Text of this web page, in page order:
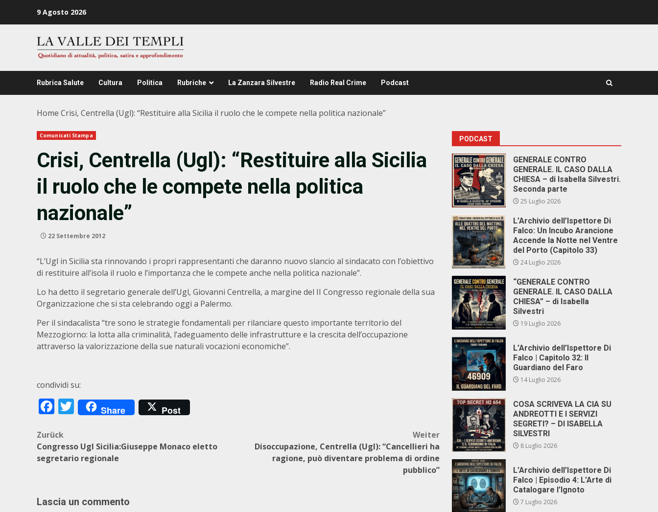
9 Agosto 2026
Rubrica Salute Cultura Politica Rubriche La Zanzara Silvestre Radio Real Crime Podcast
Home Crisi, Centrella (Ugl): “Restituire alla Sicilia il ruolo che le compete nella politica nazionale”
Comunicati Stampa
Crisi, Centrella (Ugl): “Restituire alla Sicilia
il ruolo che le compete nella politica
nazionale”
22 Settembre 2012
“L’Ugl in Sicilia sta rinnovando i propri rappresentanti che daranno nuovo slancio al sindacato con l’obiettivo
di restituire all’isola il ruolo e l’importanza che le compete anche nella politica nazionale”.
Lo ha detto il segretario generale dell’Ugl, Giovanni Centrella, a margine del II Congresso regionale della sua
Organizzazione che si sta celebrando oggi a Palermo.
Per il sindacalista “tre sono le strategie fondamentali per rilanciare questo importante territorio del
Mezzogiorno: la lotta alla criminalità, l’adeguamento delle infrastrutture e la crescita dell’occupazione
attraverso la valorizzazione della sue naturali vocazioni economiche”.
condividi su:
Facebook
Twitter
Share Post
Beitragsnavigation
Zurück
Congresso Ugl Sicilia:Giuseppe Monaco eletto
segretario regionale
Weiter
Disoccupazione, Centrella (Ugl): “Cancellieri ha
ragione, può diventare problema di ordine
pubblico”
Lascia un commento
PODCAST
GENERALE CONTRO
GENERALE. IL CASO DALLA
CHIESA – di Isabella Silvestri.
Seconda parte
25 Luglio 2026
L’Archivio dell’Ispettore Di
Falco: Un Incubo Arancione
Accende la Notte nel Ventre
del Porto (Capitolo 33)
24 Luglio 2026
“GENERALE CONTRO
GENERALE. IL CASO DALLA
CHIESA” – di Isabella
Silvestri
19 Luglio 2026
L’Archivio dell’Ispettore Di
Falco | Capitolo 32: Il
Guardiano del Faro
14 Luglio 2026
COSA SCRIVEVA LA CIA SU
ANDREOTTI E I SERVIZI
SEGRETI? – DI ISABELLA
SILVESTRI
8 Luglio 2026
L’Archivio dell’Ispettore Di
Falco | Episodio 4: L’Arte di
Catalogare l’Ignoto
7 Luglio 2026